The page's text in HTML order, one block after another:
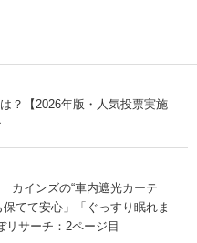
？【2026年版・人気投票実施
カインズの“車内遮光カーテ
てて安心」「ぐっすり眠れま
リサーチ：2ページ目